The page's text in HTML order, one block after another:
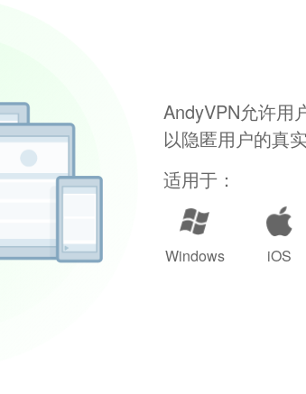
AndyVPN允许用
以隐匿用户的真
适用于：
Windows iOS